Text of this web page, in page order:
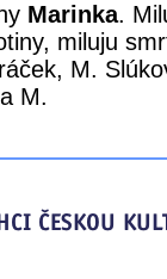
Marinka.
miluju
M.
M.